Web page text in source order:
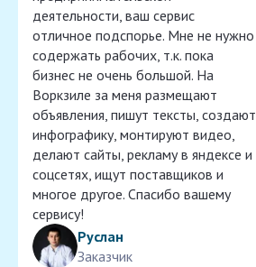
деятельности, ваш сервис
отличное подспорье. Мне не нужно
содержать рабочих, т.к. пока
бизнес не очень большой. На
Воркзиле за меня размещают
объявления, пишут тексты, создают
инфографику, монтируют видео,
делают сайты, рекламу в яндексе и
соцсетях, ищут поставщиков и
многое другое. Спасибо вашему
сервису!
Руслан
Заказчик